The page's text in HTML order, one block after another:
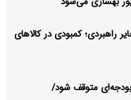
راهبردی؛ کمبودی در کالاهای
متوقف شود/